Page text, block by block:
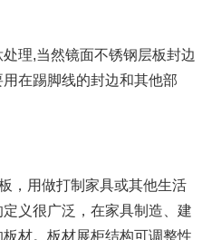
,当然镜面不锈钢层板封边
在踢脚线的封边和其他部
用做打制家具或其他生活
义很广泛，在家具制造、建
材。板材展柜结构可调整性